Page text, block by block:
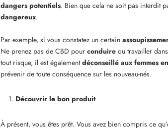
dangers potentiels. Bien que cela ne soit pas interdit
dangereux.
Par exemple, si vous constatez un certain
Ne prenez pas de CBD pour conduire ou travailler
tout risque, il est égalementdéconseillé aux femmes
prévenir de toute conséquence sur les nouveau-nés.
Découvrir le bon produit
À présent, vous êtes prêt. Vous avez bien compris ce